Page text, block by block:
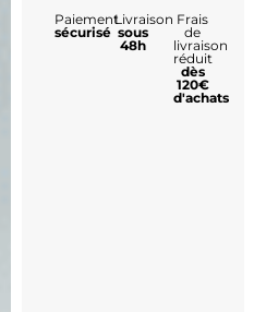
Paiement
sécurisé
Livraison
sous
48h
Frais
de
livraison
réduit
dès
120€
d'achats